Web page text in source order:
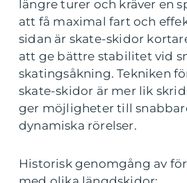
längre turer och kräver en
att få maximal fart och
sidan är skate-skidor
att ge bättre stabilitet vid
skatingsåkning. Tekniken
skate-skidor är mer lik
ger möjligheter till
dynamiska rörelser.
Historisk genomgång av